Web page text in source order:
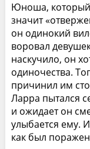
Юноша, который
значит
он одинокий
воровал
наскучило, он
одиночества.
причинил им
Ларра пытался
и ожидает он
улыбается ему.
как был поражен